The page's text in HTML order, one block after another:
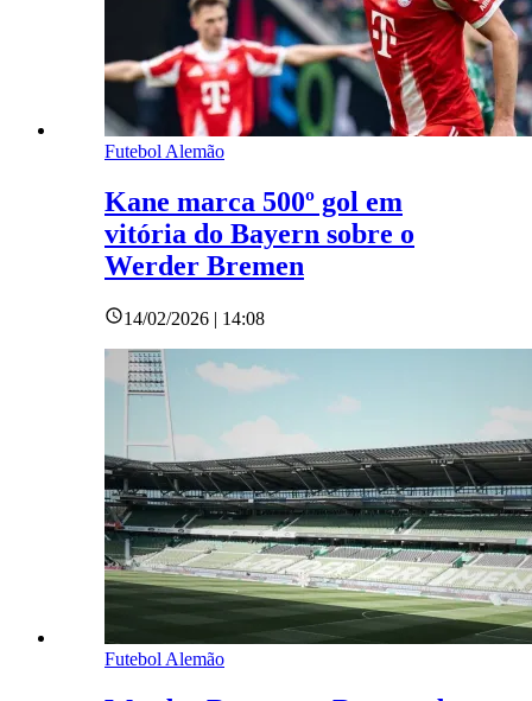
Futebol Alemão
Kane marca 500º gol em
vitória do Bayern sobre o
Werder Bremen
14/02/2026 | 14:08
Futebol Alemão